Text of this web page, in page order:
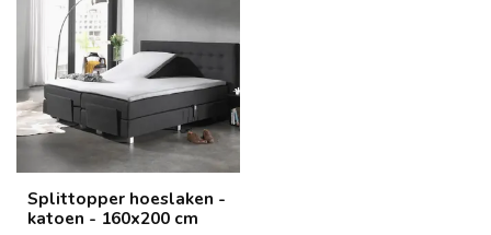
Splittopper hoeslaken -
katoen - 160x200 cm